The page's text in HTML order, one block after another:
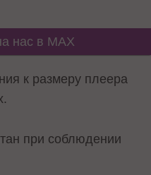
нас в MAX
к размеру плеера
при соблюдении